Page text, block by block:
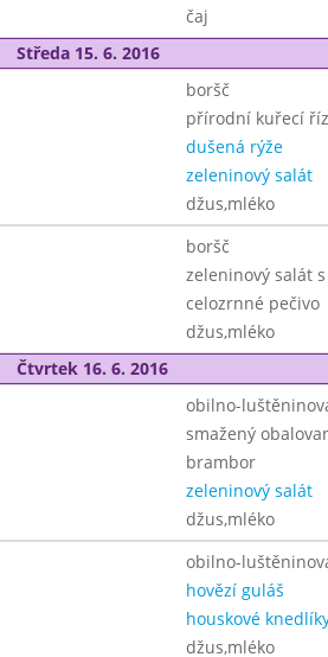
čaj
Středa 15. 6. 2016
boršč
přírodní kuřecí
dušená rýže
zeleninový salát
džus,mléko
boršč
zeleninový salát
celozrnné pečivo
džus,mléko
Čtvrtek 16. 6. 2016
obilno-
smažený
brambor
zeleninový salát
džus,mléko
obilno-
hovězí guláš
houskové
džus,mléko